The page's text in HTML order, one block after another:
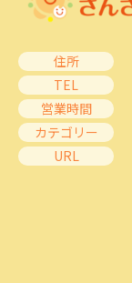
住所
TEL
営業時間
カテゴリー
URL